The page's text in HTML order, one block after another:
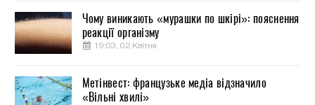
Чому виникають «мурашки по шкірі»: пояснення
реакції організму
19:03, 02 Квітня
Метінвест: французьке медіа відзначило
«Вільні хвилі»